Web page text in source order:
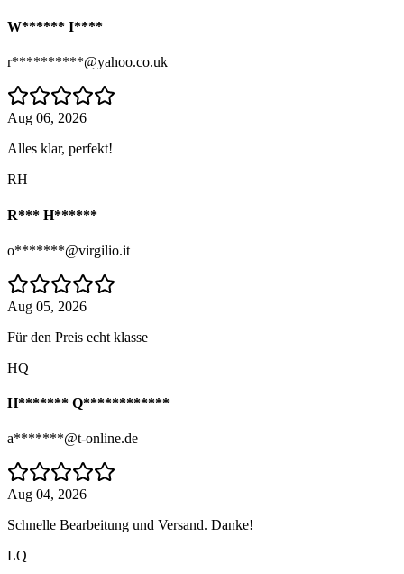
W****** I****
r**********@yahoo.co.uk
Aug 06, 2026
Alles klar, perfekt!
RH
R*** H******
o*******@virgilio.it
Aug 05, 2026
Für den Preis echt klasse
HQ
H******* Q************
a*******@t-online.de
Aug 04, 2026
Schnelle Bearbeitung und Versand. Danke!
LQ